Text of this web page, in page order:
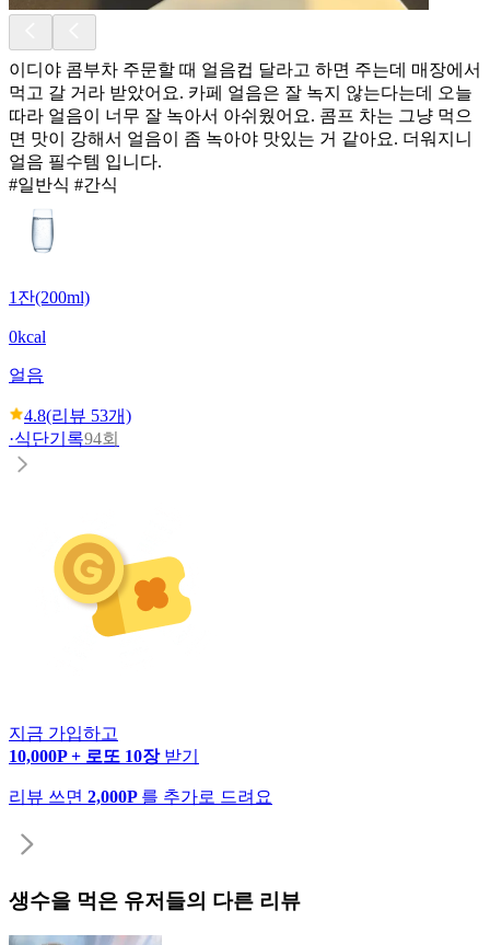
이디야 콤부차 주문할 때 얼음컵 달라고 하면 주는데 매장에서
먹고 갈 거라 받았어요. 카페 얼음은 잘 녹지 않는다는데 오늘
따라 얼음이 너무 잘 녹아서 아쉬웠어요. 콤프 차는 그냥 먹으
면 맛이 강해서 얼음이 좀 녹아야 맛있는 거 같아요. 더워지니
얼음 필수템 입니다.
#일반식 #간식
1잔(200ml)
0kcal
얼음
4.8(리뷰 53개)
·식단기록94회
지금 가입하고
10,000P + 로또 10장 받기
리뷰 쓰면 2,000P 를 추가로 드려요
생수을 먹은 유저들의 다른 리뷰